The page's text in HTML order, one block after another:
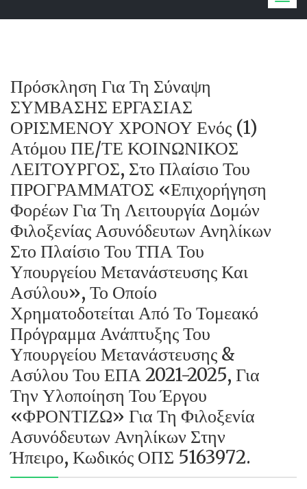
Πρόσκληση Για Τη Σύναψη
ΣΥΜΒΑΣΗΣ ΕΡΓΑΣΙΑΣ
ΟΡΙΣΜΕΝΟΥ ΧΡΟΝΟΥ Ενός (1)
Ατόμου ΠΕ/ΤΕ ΚΟΙΝΩΝΙΚΟΣ
ΛΕΙΤΟΥΡΓΟΣ, Στο Πλαίσιο Του
ΠΡΟΓΡΑΜΜΑΤΟΣ «Επιχορήγηση
Φορέων Για Τη Λειτουργία Δομών
Φιλοξενίας Ασυνόδευτων Ανηλίκων
Στο Πλαίσιο Του ΤΠΑ Του
Υπουργείου Μετανάστευσης Και
Ασύλου», Το Οποίο
Χρηματοδοτείται Από Το Τομεακό
Πρόγραμμα Ανάπτυξης Του
Υπουργείου Μετανάστευσης &
Ασύλου Του ΕΠΑ 2021-2025, Για
Την Υλοποίηση Του Έργου
«ΦΡΟΝΤΙΖΩ» Για Τη Φιλοξενία
Ασυνόδευτων Ανηλίκων Στην
Ήπειρο, Κωδικός ΟΠΣ 5163972.